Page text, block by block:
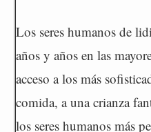
Los seres humanos de
años y años en las
acceso a los más
comida, a una crianza
los seres humanos más